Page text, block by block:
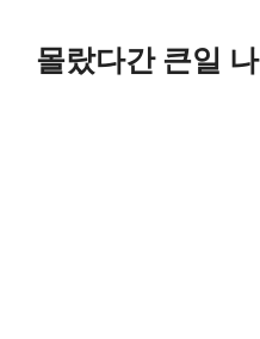
몰랐다간 큰일 나